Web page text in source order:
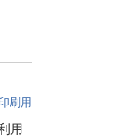
印刷用
用